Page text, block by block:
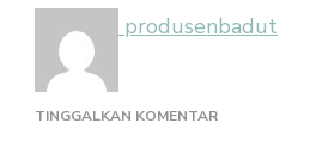
produsenbadut
TINGGALKAN KOMENTARPADA